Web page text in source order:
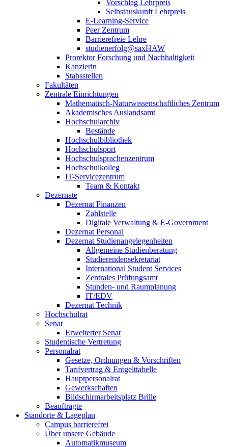
Vorschlag Lehrpreis
Selbstauskunft Lehrpreis
E-Learning-Service
Peer Zentrum
Barrierefreie Lehre
studienerfolg@saxHAW
Prorektor Forschung und Nachhaltigkeit
Kanzlerin
Stabsstellen
Fakultäten
Zentrale Einrichtungen
Mathematisch-Naturwissenschaftliches Zentrum
Akademisches Auslandsamt
Hochschularchiv
Bestände
Hochschulbibliothek
Hochschulsport
Hochschulsprachenzentrum
Hochschulkolleg
IT-Servicezentrum
Team & Kontakt
Dezernate
Dezernat Finanzen
Zahlstelle
Digitale Verwaltung & E-Government
Dezernat Personal
Dezernat Studienangelegenheiten
Allgemeine Studienberatung
Studierendensekretariat
International Student Services
Zentrales Prüfungsamt
Stunden- und Raumplanung
IT/EDV
Dezernat Technik
Hochschulrat
Senat
Erweiterter Senat
Studentische Vertretung
Personalrat
Gesetze, Ordnungen & Vorschriften
Tarifvertrag & Entgelttabelle
Hauptpersonalrat
Gewerkschaften
Bildschirmarbeitsplatz Brille
Beauftragte
Standorte & Lageplan
Campus barrierefrei
Über unsere Gebäude
Automatikmuseum